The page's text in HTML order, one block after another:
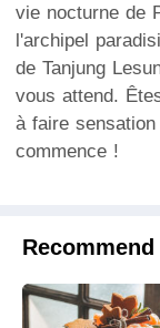
vie nocturne de
l'archipel
de Tanjung
vous attend.
à faire
commence !